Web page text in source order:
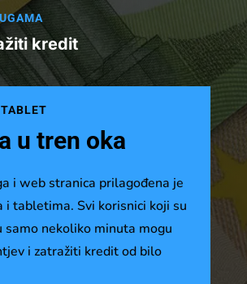
kredit
u tren oka
i web stranica prilagođena je
i tabletima. Svi korisnici koji su
samo nekoliko minuta mogu
i zatražiti kredit od bilo